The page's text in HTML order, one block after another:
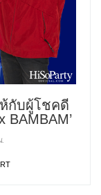
กับผู้โชคดี
BAMBAM’